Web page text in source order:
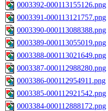
0003392-000113155126.png
0003391-000113121757.png
0003390-000113088388.png
0003389-000113055019.png
0003388-000113021649.png
0003387-000112988280.png
0003386-000112954911.png
0003385-000112921542.png
0003384-000112888172.png